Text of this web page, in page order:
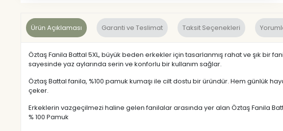
Ürün Açıklaması Garanti ve Teslimat Taksit Seçenekleri
Öztaş Fanila Battal 5XL, büyük beden erkekler için tasarlanmış rahat ve şık bir
sayesinde yaz aylarında serin ve konforlu bir kullanım sağlar.
Öztaş Battal fanila, %100 pamuk kumaşı ile cilt dostu bir üründür. Hem günlük
çeker.
Erkeklerin vazgeçilmezi haline gelen fanilalar arasında yer alan Öztaş Fanila
% 100 Pamuk